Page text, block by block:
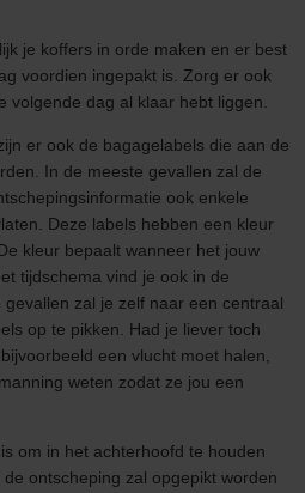
je koffers in orde maken en er best
voordien ingepakt is. Zorg er ook
volgende dag al klaar hebt liggen.
er ook de bagagelabels die aan de
In de meeste gevallen zal de
ook enkele
Deze labels hebben een kleur
kleur bepaalt wanneer het jouw
tijdschema vind je ook in de
zal je zelf naar een centraal
op te pikken. Had je liever toch
een vlucht moet halen,
weten zodat ze jou een
om in het achterhoofd te houden
ontscheping zal opgepikt worden